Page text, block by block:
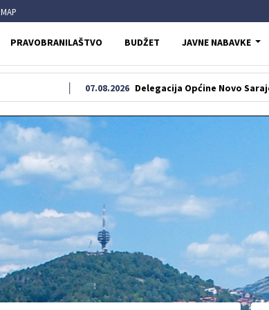
MAP
PRAVOBRANILAŠTVO BUDŽET JAVNE NABAVKE
Delegacija Općine Novo Sarajevo odala